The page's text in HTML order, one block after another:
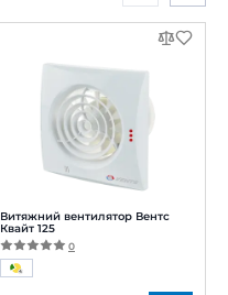
Витяжний вентилятор Вентс
Квайт 125
0